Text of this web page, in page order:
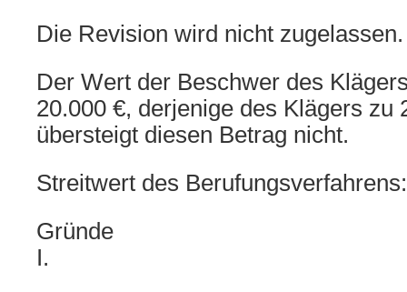
Die Revision wird nicht zugelassen.
Der Wert der Beschwer des
20.000 €, derjenige des Klägers zu
übersteigt diesen Betrag nicht.
Streitwert des
Gründe
I.